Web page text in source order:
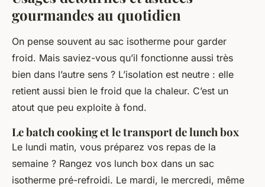
gourmandes au quotidien
On pense souvent au sac isotherme pour garder
froid. Mais saviez-vous qu’il fonctionne aussi très
bien dans l’autre sens ? L’isolation est neutre : elle
retient aussi bien le froid que la chaleur. C’est un
atout que peu exploite à fond.
Le batch cooking et le transport de lunch box
Le lundi matin, vous préparez vos repas de la
semaine ? Rangez vos lunch box dans un sac
isotherme pré-refroidi. Le mardi, le mercredi, même